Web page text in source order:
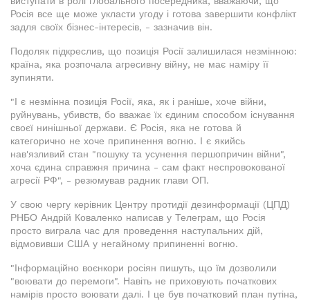
Росія все ще може укласти угоду і готова завершити конфлікт
задля своїх бізнес-інтересів, - зазначив він.
Подоляк підкреслив, що позиція Росії залишилася незмінною:
країна, яка розпочала агресивну війну, не має наміру її
зупиняти.
"І є незмінна позиція Росії, яка, як і раніше, хоче війни,
руйнувань, убивств, бо вважає їх єдиним способом існування
своєї нинішньої держави. Є Росія, яка не готова й
категорично не хоче припинення вогню. І є якийсь
нав'язливий стан "пошуку та усунення першопричин війни",
хоча єдина справжня причина - сам факт неспровокованої
агресії РФ", - резюмував радник глави ОП.
У свою чергу керівник Центру протидії дезинформації (ЦПД)
РНБО Андрій Коваленко написав у Телеграм, що Росія
просто виграла час для проведення наступальних дій,
відмовивши США у негайному припиненні вогню.
"Інформаційно воєнкори росіян пишуть, що їм дозволили
"воювати до перемоги". Навіть не приховують початкових
намірів просто воювати далі. І це був початковий план путіна,